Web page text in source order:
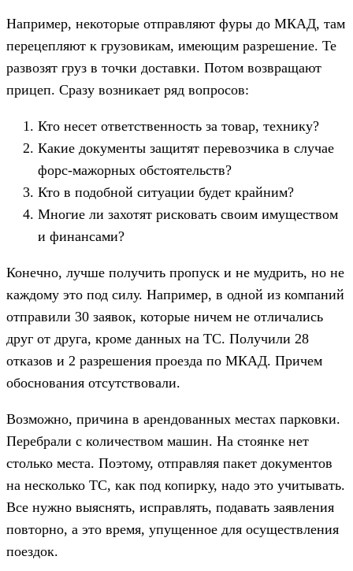
Например, некоторые отправляют фуры до МКАД, там
перецепляют к грузовикам, имеющим разрешение. Те
развозят груз в точки доставки. Потом возвращают
прицеп. Сразу возникает ряд вопросов:
Кто несет ответственность за товар, технику?
Какие документы защитят перевозчика в случае
форс-мажорных обстоятельств?
Кто в подобной ситуации будет крайним?
Многие ли захотят рисковать своим имуществом
и финансами?
Конечно, лучше получить пропуск и не мудрить, но не
каждому это под силу. Например, в одной из компаний
отправили 30 заявок, которые ничем не отличались
друг от друга, кроме данных на ТС. Получили 28
отказов и 2 разрешения проезда по МКАД. Причем
обоснования отсутствовали.
Возможно, причина в арендованных местах парковки.
Перебрали с количеством машин. На стоянке нет
столько места. Поэтому, отправляя пакет документов
на несколько ТС, как под копирку, надо это учитывать.
Все нужно выяснять, исправлять, подавать заявления
повторно, а это время, упущенное для осуществления
поездок.